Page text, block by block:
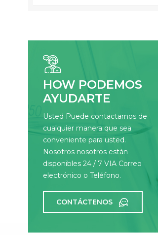
HOW PODEMOS
AYUDARTE
Usted Puede contactarnos de
cualquier manera que sea
conveniente para usted.
Nosotros nosotros están
disponibles 24 / 7 VIA Correo
electrónico o Teléfono.
CONTÁCTENOS